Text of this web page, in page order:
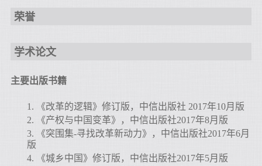
荣誉
学术论文
主要出版书籍
1.
《改革的逻辑》修订版，中信出版社 2017年10月版
2.
《产权与中国变革》，中信出版社2017年8月版
3.
《突围集-寻找改革新动力》，中信出版社2017年6月
版
4.
《城乡中国》修订版，中信出版社2017年5月版